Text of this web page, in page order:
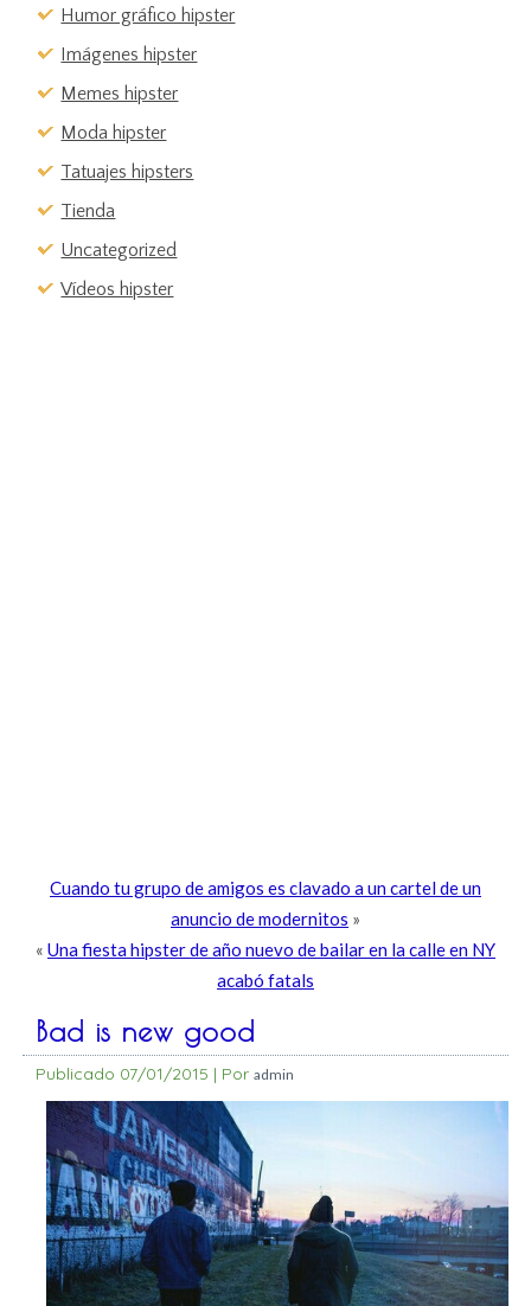
Humor gráfico hipster
Imágenes hipster
Memes hipster
Moda hipster
Tatuajes hipsters
Tienda
Uncategorized
Vídeos hipster
Cuando tu grupo de amigos es clavado a un cartel de un
anuncio de modernitos »
« Una fiesta hipster de año nuevo de bailar en la calle en NY
acabó fatals
Bad is new good
Publicado 07/01/2015 | Por admin